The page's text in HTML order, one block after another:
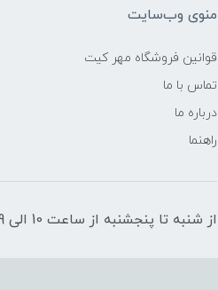
منوی وب‌سایت
قوانین فروشگاه مهر کیت
تماس با ما
درباره ما
راهنما
از شنبه تا پنجشنبه از ساعت 10 الی 19 پاسخگوی شما هستیم